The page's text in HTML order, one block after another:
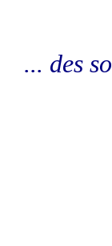
... des